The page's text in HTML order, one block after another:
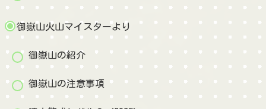
御嶽山火山マイスターより
御嶽山の紹介
御嶽山の注意事項